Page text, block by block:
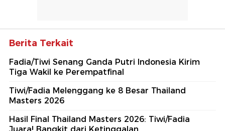
Berita Terkait
Fadia/Tiwi Senang Ganda Putri Indonesia Kirim
Tiga Wakil ke Perempatfinal
Tiwi/Fadia Melenggang ke 8 Besar Thailand
Masters 2026
Hasil Final Thailand Masters 2026: Tiwi/Fadia